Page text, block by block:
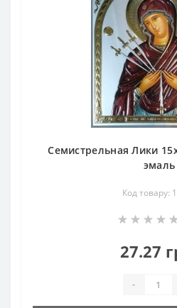
Семистрельная Лики
эмаль
Код товару:
27.27
-